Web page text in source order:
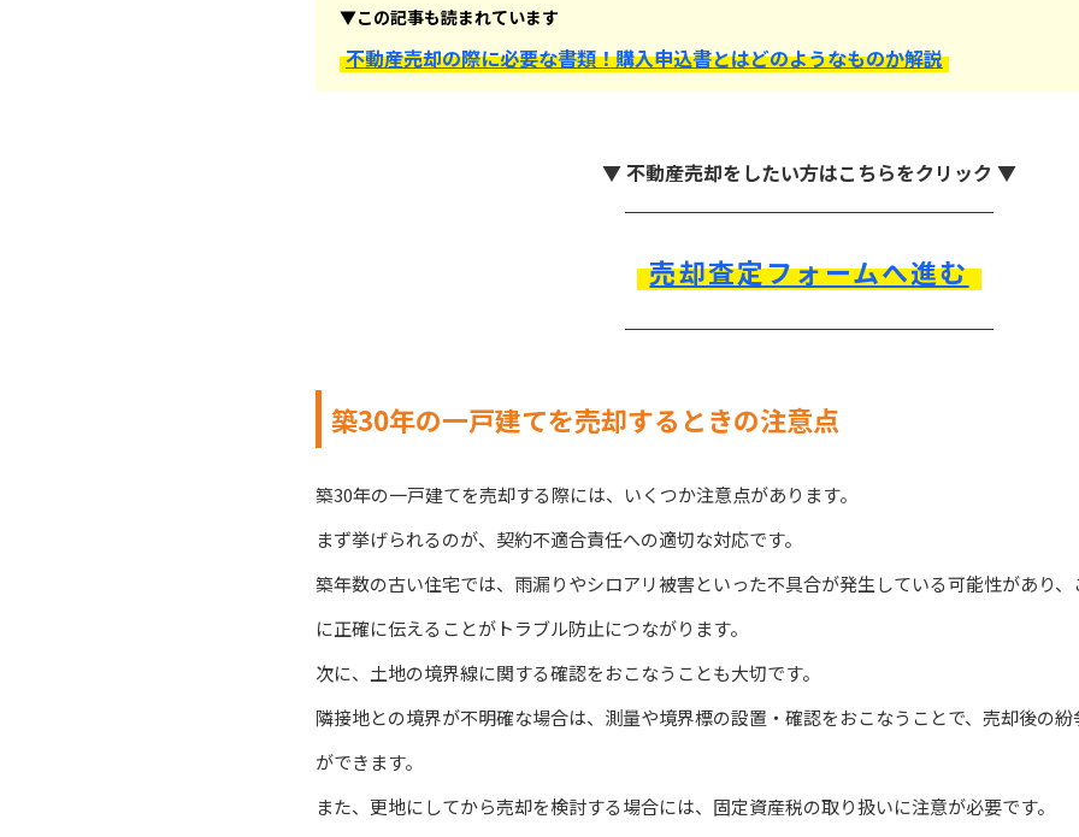
▼この記事も読まれています
不動産売却の際に必要な書類！購入申込書とはどのようなものか解説
▼ 不動産売却をしたい方はこちらをクリック ▼
売却査定フォームへ進む
築30年の一戸建てを売却するときの注意点
築30年の一戸建てを売却する際には、いくつか注意点があります。
まず挙げられるのが、契約不適合責任への適切な対応です。
築年数の古い住宅では、雨漏りやシロアリ被害といった不具合が発生している可能性があり
に正確に伝えることがトラブル防止につながります。
次に、土地の境界線に関する確認をおこなうことも大切です。
隣接地との境界が不明確な場合は、測量や境界標の設置・確認をおこなうことで、売却後の
ができます。
また、更地にしてから売却を検討する場合には、固定資産税の取り扱いに注意が必要です。